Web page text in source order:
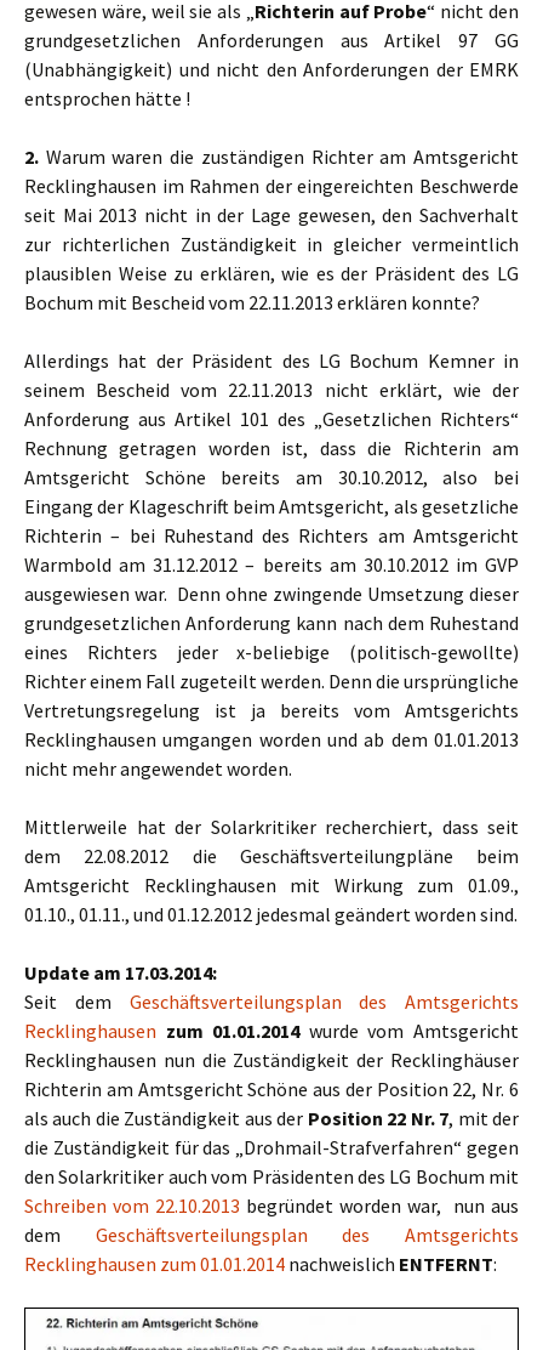
gewesen wäre, weil sie als „Richterin auf Probe“ nicht den
grundgesetzlichen Anforderungen aus Artikel 97 GG
(Unabhängigkeit) und nicht den Anforderungen der EMRK
entsprochen hätte !
2. Warum waren die zuständigen Richter am Amtsgericht
Recklinghausen im Rahmen der eingereichten Beschwerde
seit Mai 2013 nicht in der Lage gewesen, den Sachverhalt
zur richterlichen Zuständigkeit in gleicher vermeintlich
plausiblen Weise zu erklären, wie es der Präsident des LG
Bochum mit Bescheid vom 22.11.2013 erklären konnte?
Allerdings hat der Präsident des LG Bochum Kemner in
seinem Bescheid vom 22.11.2013 nicht erklärt, wie der
Anforderung aus Artikel 101 des „Gesetzlichen Richters“
Rechnung getragen worden ist, dass die Richterin am
Amtsgericht Schöne bereits am 30.10.2012, also bei
Eingang der Klageschrift beim Amtsgericht, als gesetzliche
Richterin – bei Ruhestand des Richters am Amtsgericht
Warmbold am 31.12.2012 – bereits am 30.10.2012 im GVP
ausgewiesen war. Denn ohne zwingende Umsetzung dieser
grundgesetzlichen Anforderung kann nach dem Ruhestand
eines Richters jeder x-beliebige (politisch-gewollte)
Richter einem Fall zugeteilt werden. Denn die ursprüngliche
Vertretungsregelung ist ja bereits vom Amtsgerichts
Recklinghausen umgangen worden und ab dem 01.01.2013
nicht mehr angewendet worden.
Mittlerweile hat der Solarkritiker recherchiert, dass seit
dem 22.08.2012 die Geschäftsverteilungpläne beim
Amtsgericht Recklinghausen mit Wirkung zum 01.09.,
01.10., 01.11., und 01.12.2012 jedesmal geändert worden sind.
Update am 17.03.2014:
Seit dem Geschäftsverteilungsplan des Amtsgerichts
Recklinghausen zum 01.01.2014wurde vom Amtsgericht
Recklinghausen nun die Zuständigkeit der Recklinghäuser
Richterin am Amtsgericht Schöne aus der Position 22, Nr. 6
als auch die Zuständigkeit aus der Position 22 Nr. 7, mit der
die Zuständigkeit für das „Drohmail-Strafverfahren“ gegen
den Solarkritiker auch vom Präsidenten des LG Bochum mit
Schreiben vom 22.10.2013 begründet worden war, nun aus
dem Geschäftsverteilungsplan des Amtsgerichts
Recklinghausen zum 01.01.2014 nachweislich ENTFERNT: